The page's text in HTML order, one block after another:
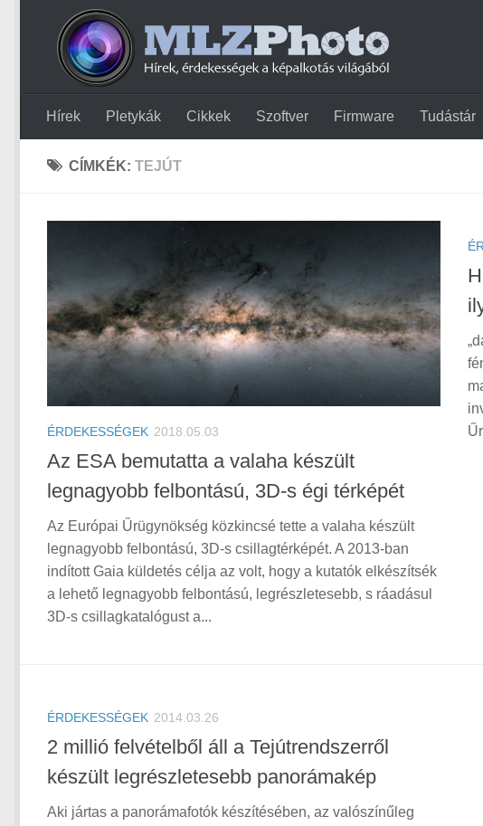
Hírek Pletykák Cikkek Szoftver Firmware Tudástár
CÍMKÉK: TEJÚT
ÉRDEKESSÉGEK 2018.05.03
Az ESA bemutatta a valaha készült
legnagyobb felbontású, 3D-s égi térképét
Az Európai Űrügynökség közkincsé tette a valaha készült
legnagyobb felbontású, 3D-s csillagtérképét. A 2013-ban
indított Gaia küldetés célja az volt, hogy a kutatók elkészítsék
a lehető legnagyobb felbontású, legrészletesebb, s ráadásul
3D-s csillagkatalógust a...
ÉRDEKESSÉGEK 2014.03.26
2 millió felvételből áll a Tejútrendszerről
készült legrészletesebb panorámakép
Aki jártas a panorámafotók készítésében, az valószínűleg